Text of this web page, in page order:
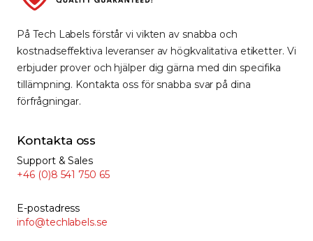
På Tech Labels förstår vi vikten av snabba och
kostnadseffektiva leveranser av högkvalitativa etiketter. Vi
erbjuder prover och hjälper dig gärna med din specifika
tillämpning. Kontakta oss för snabba svar på dina
förfrågningar.
Kontakta oss
Support & Sales
+46 (0)8 541 750 65
E-postadress
info@techlabels.se